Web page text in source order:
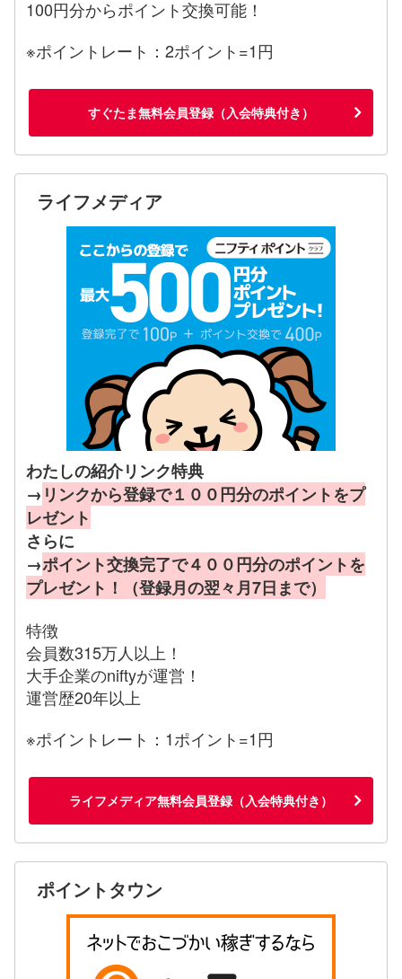
100円分からポイント交換可能！
※ポイントレート：2ポイント=1円
すぐたま無料会員登録（入会特典付き）
ライフメディア
わたしの紹介リンク特典
→ リンクから登録で１００円分のポイントをプ
レゼント
さらに
→ポイント交換完了で４００円分のポイントを
プレゼント！（登録月の翌々月7日まで）
特徴
会員数315万人以上！
大手企業のniftyが運営！
運営歴20年以上
※ポイントレート：1ポイント=1円
ライフメディア無料会員登録（入会特典付き）
ポイントタウン